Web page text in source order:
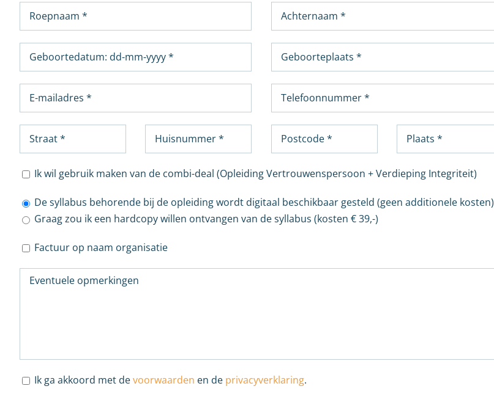
Ik wil gebruik maken van de combi-deal (Opleiding Vertrouwenspersoon + Verdieping Integriteit)
De syllabus behorende bij de opleiding wordt digitaal beschikbaar gesteld (geen additionele kosten)
Graag zou ik een hardcopy willen ontvangen van de syllabus (kosten € 39,-)
Factuur op naam organisatie
Ik ga akkoord met devoorwaarden en de privacyverklaring.